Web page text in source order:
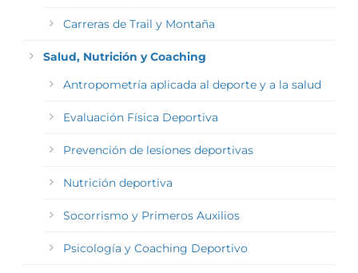
Carreras de Trail y Montaña
Salud, Nutrición y Coaching
Antropometría aplicada al deporte y a la salud
Evaluación Física Deportiva
Prevención de lesiones deportivas
Nutrición deportiva
Socorrismo y Primeros Auxilios
Psicología y Coaching Deportivo